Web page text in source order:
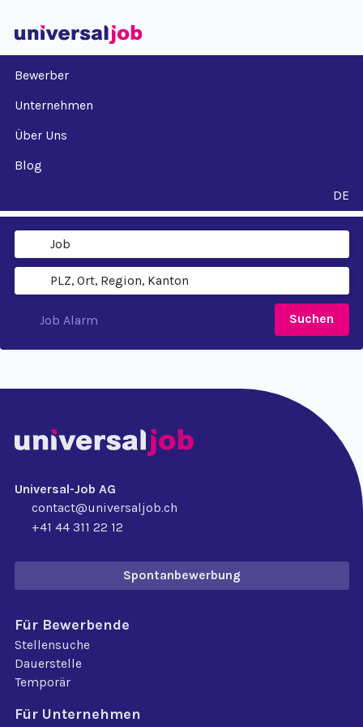
Bewerber
Unternehmen
Über Uns
Blog
DE
Suchen
Job Alarm
Universal-Job AG
contact@universaljob.ch
+41 44 311 22 12
Spontanbewerbung
Für Bewerbende
Stellensuche
Dauerstelle
Temporär
Für Unternehmen